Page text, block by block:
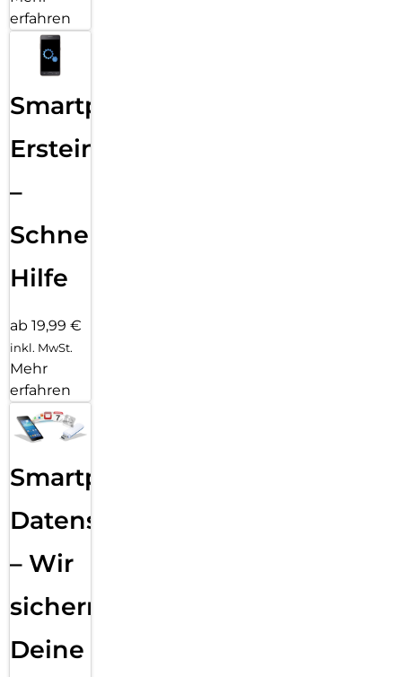
erfahren
Smartphone
Ersteinrichtung
–
Schnelle
Hilfe
ab 19,99 €
inkl. MwSt.
Mehr
erfahren
Smartphone
Datensicherung
– Wir
sichern
Deine